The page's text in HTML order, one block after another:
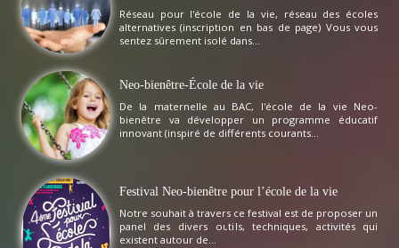
Réseau pour l'école de la vie, réseau des écoles
alternatives (inscription en bas de page) Vous vous
sentez sûrement isolé dans...
Neo-bienêtre-École de la vie
De la maternelle au BAC, l'école de la vie Neo-
bienêtre va développer un programme éducatif
innovant (inspiré de différents courants...
Festival Neo-bienêtre pour l’école de la vie
Notre souhait à travers ce festival est de proposer un
panel des divers outils, techniques, activités qui
existent autour de...